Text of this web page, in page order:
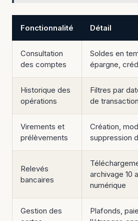
Fonctionnalité Détail
Consultation
des comptes
Soldes en
épargne,
Historique des
opérations
Filtres par
de transaction
Virements et
prélèvements
Création,
suppression
Relevés
bancaires
archivage 10
numérique
Gestion des
Plafonds,